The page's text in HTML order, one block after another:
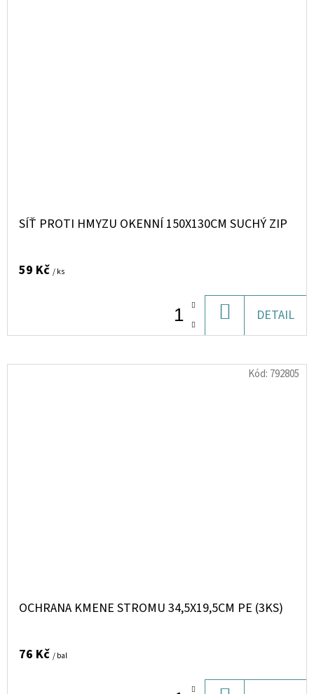
SÍŤ PROTI HMYZU OKENNÍ 150X130CM SUCHÝ ZIP
59 Kč / ks
KOŠÍKU
DETAIL
OCHRANA KMENE STROMU 34,5X19,5CM PE (3KS)
76 Kč / bal
Kód: 792805